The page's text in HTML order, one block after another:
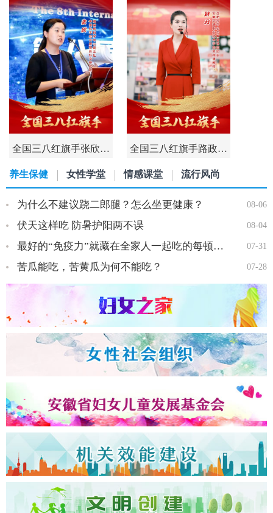
全国三八红旗手张欣… 全国三八红旗手路政…
全国三八红旗手王会知…
全国三八红旗手李丹…
养生保健 女性学堂 情感课堂 流行风尚
08-06
为什么不建议跷二郎腿？怎么坐更健康？
08-04
伏天这样吃 防暑护阳两不误
07-31
最好的“免疫力”就藏在全家人一起吃的每顿饭里…
07-28
苦瓜能吃，苦黄瓜为何不能吃？